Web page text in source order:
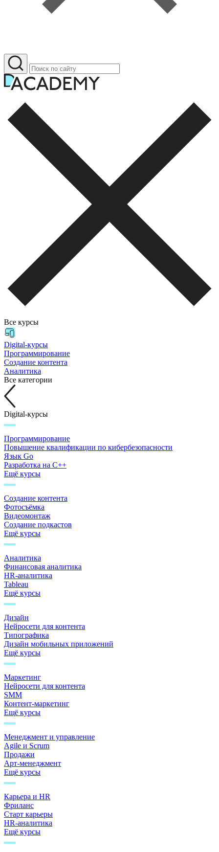
Все курсы
Digital-курсы
Программирование
Создание контента
Аналитика
Все категории
Digital-курсы
Программирование
Повышение квалификации по кибербезопасности
Язык Go
Разработка на C++
Ещё курсы
Создание контента
Фотосъёмка
Видеомонтаж
Создание подкастов
Ещё курсы
Аналитика
Финансовая аналитика
HR-аналитика
Tableau
Ещё курсы
Дизайн
Нейросети для контента
Типографика
Дизайн мобильных приложений
Ещё курсы
Маркетинг
Нейросети для контента
SMM
Контент-маркетинг
Ещё курсы
Менеджмент и управление
Agile и Scrum
Продажи
Арт-менеджмент
Ещё курсы
Карьера и HR
Фриланс
Старт карьеры
HR-аналитика
Ещё курсы